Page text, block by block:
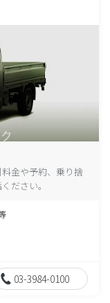
金や予約、乗り捨
ださい。
03-3984-0100